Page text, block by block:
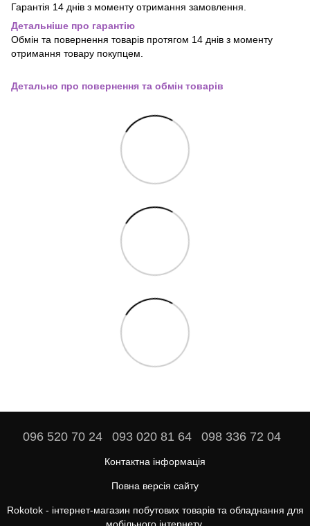
Гарантія 14 днів з моменту отримання замовлення.
Детальніше про гарантію
Обмін та повернення товарів протягом 14 днів з моменту
отримання товару покупцем.
Детально про повернення та обмін товарів
096 520 70 24 093 020 81 64 098 336 72 04
Контактна інформація
Повна версія сайту
Rokotok - інтернет-магазин побутових товарів та обладнання для